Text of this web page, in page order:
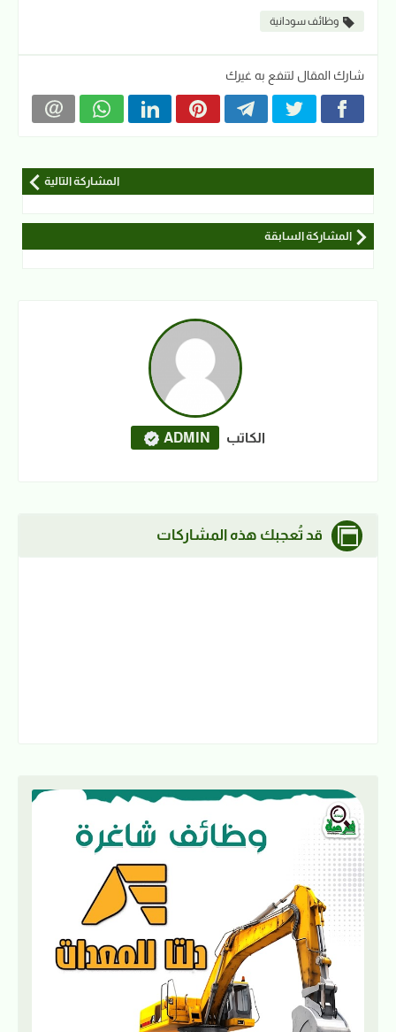
وظائف سودانية
شارك المقال لتنفع به غيرك
المشاركة التالية
المشاركة السابقة
الكاتب ADMIN
قد تُعجبك هذه المشاركات